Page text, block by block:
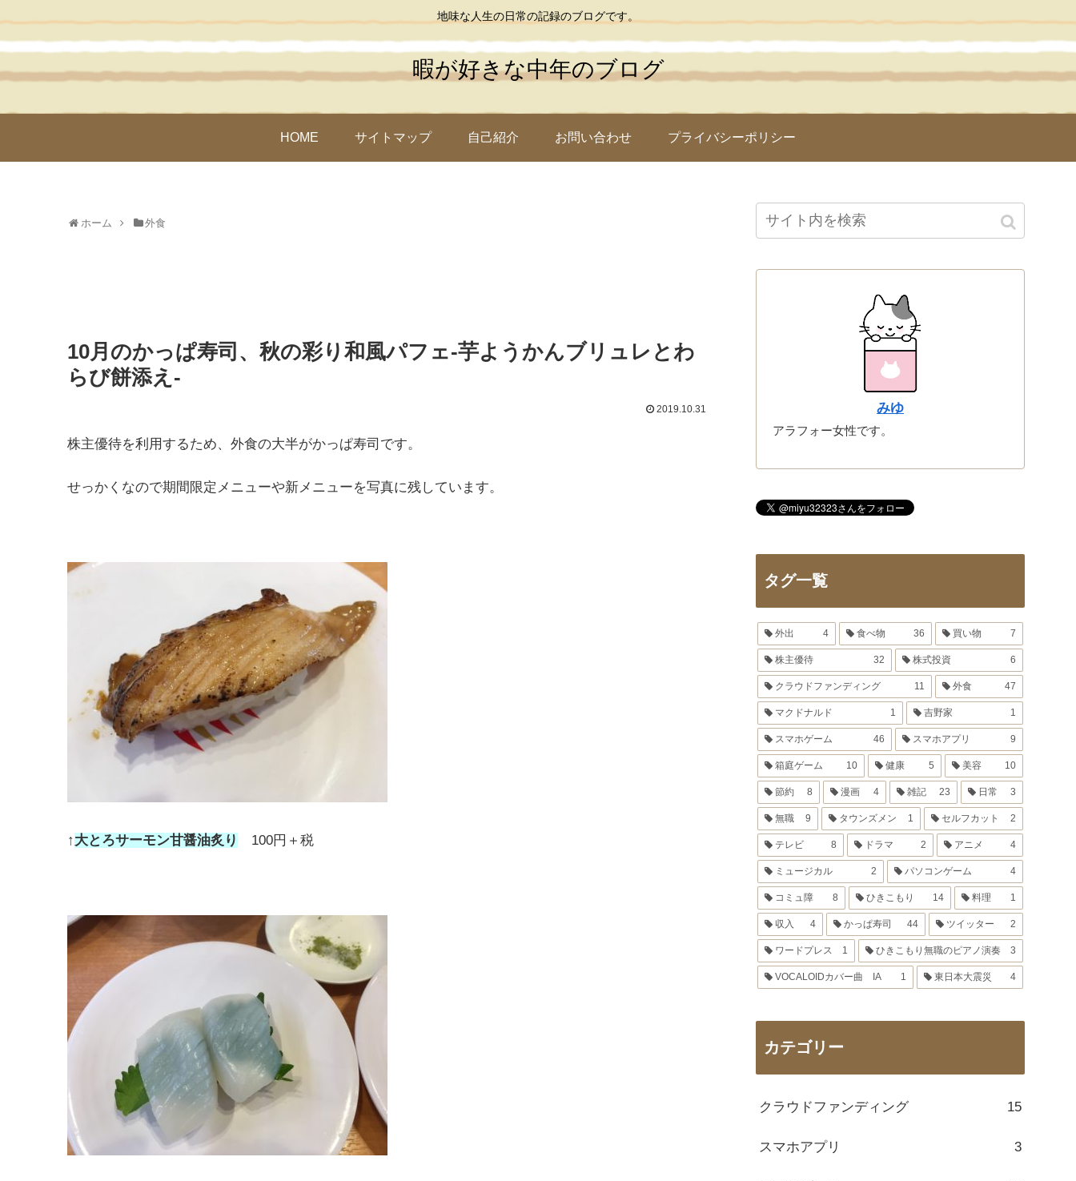
地味な人生の日常の記録のブログです。
暇が好きな中年のブログ
HOME サイトマップ 自己紹介 お問い合わせ プライバシーポリシー
ホーム 外食
10月のかっぱ寿司、秋の彩り和風パフェ-芋ようかんブリュレとわ
らび餅添え-
2019.10.31
株主優待を利用するため、外食の大半がかっぱ寿司です。
せっかくなので期間限定メニューや新メニューを写真に残しています。
↑大とろサーモン甘醤油炙り 100円＋税
みゆ
アラフォー女性です。
タグ一覧
外出 4 食べ物 36 買い物 7
株主優待 32 株式投資 6
クラウドファンディング 11 外食 47
マクドナルド 1 吉野家 1
スマホゲーム 46 スマホアプリ 9
箱庭ゲーム 10 健康 5 美容 10
節約 8 漫画 4 雑記 23 日常 3
無職 9 タウンズメン 1 セルフカット 2
テレビ 8 ドラマ 2 アニメ 4
ミュージカル 2 パソコンゲーム 4
コミュ障 8 ひきこもり 14 料理 1
収入 4 かっぱ寿司 44 ツイッター 2
ワードプレス 1 ひきこもり無職のピアノ演奏 3
VOCALOIDカバー曲 IA 1 東日本大震災 4
カテゴリー
クラウドファンディング 15
スマホアプリ 3